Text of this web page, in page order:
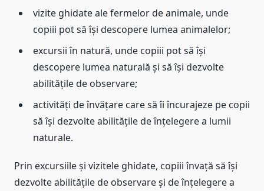
vizite ghidate ale fermelor de animale, unde
copiii pot să își descopere lumea animalelor;
excursii în natură, unde copiii pot să își
descopere lumea naturală și să își dezvolte
abilitățile de observare;
activități de învățare care să îi încurajeze pe copii
să își dezvolte abilitățile de înțelegere a lumii
naturale.
Prin excursiile și vizitele ghidate, copiii învață să își
dezvolte abilitățile de observare și de înțelegere a